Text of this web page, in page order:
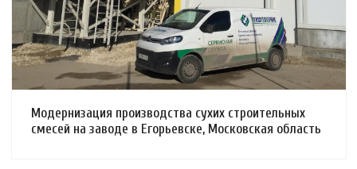
Модернизация производства сухих строительных
смесей на заводе в Егорьевске, Московская область